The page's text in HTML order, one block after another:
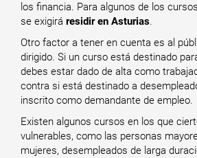
los financia. Para algunos de los
se exigirá residir en Asturias.
Otro factor a tener en cuenta es al
dirigido. Si un curso está destinado
debes estar dado de alta como
contra si está destinado a
inscrito como demandante de empleo.
Existen algunos cursos en los que
vulnerables, como las personas
mujeres, desempleados de larga